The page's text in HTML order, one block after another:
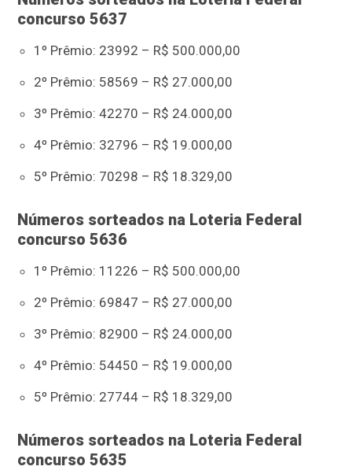
concurso 5637
1º Prêmio: 23992 – R$ 500.000,00
2º Prêmio: 58569 – R$ 27.000,00
3º Prêmio: 42270 – R$ 24.000,00
4º Prêmio: 32796 – R$ 19.000,00
5º Prêmio: 70298 – R$ 18.329,00
Números sorteados na Loteria Federal
concurso 5636
1º Prêmio: 11226 – R$ 500.000,00
2º Prêmio: 69847 – R$ 27.000,00
3º Prêmio: 82900 – R$ 24.000,00
4º Prêmio: 54450 – R$ 19.000,00
5º Prêmio: 27744 – R$ 18.329,00
Números sorteados na Loteria Federal
concurso 5635